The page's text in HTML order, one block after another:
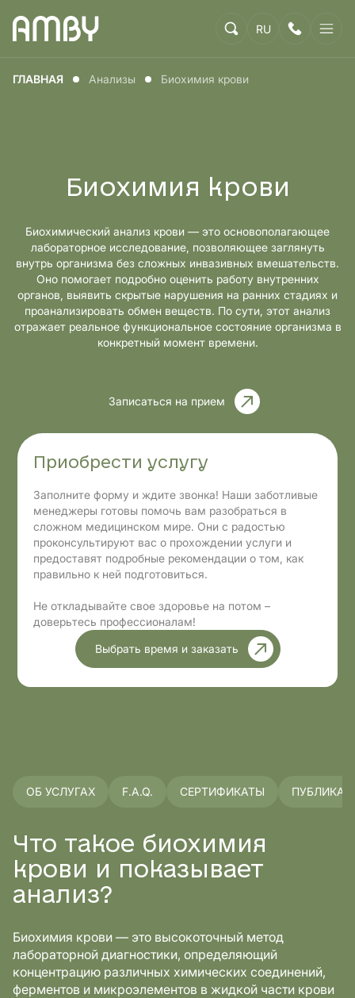
RU
ГЛАВНАЯ Анализы Биохимия крови
Биохимия крови
Биохимический анализ крови — это основополагающее
лабораторное исследование, позволяющее заглянуть
внутрь организма без сложных инвазивных вмешательств.
Оно помогает подробно оценить работу внутренних
органов, выявить скрытые нарушения на ранних стадиях и
проанализировать обмен веществ. По сути, этот анализ
отражает реальное функциональное состояние организма в
конкретный момент времени.
Записаться на прием
Приобрести услугу
Заполните форму и ждите звонка! Наши заботливые
менеджеры готовы помочь вам разобраться в
сложном медицинском мире. Они с радостью
проконсультируют вас о прохождении услуги и
предоставят подробные рекомендации о том, как
правильно к ней подготовиться.
Не откладывайте свое здоровье на потом –
доверьтесь профессионалам!
Выбрать время и заказать
ОБ УСЛУГАХ F.A.Q. СЕРТИФИКАТЫ
Что такое биохимия
крови и показывает
анализ?
Биохимия крови — это высокоточный метод
лабораторной диагностики, определяющий
концентрацию различных химических соединений,
ферментов и микроэлементов в жидкой части крови